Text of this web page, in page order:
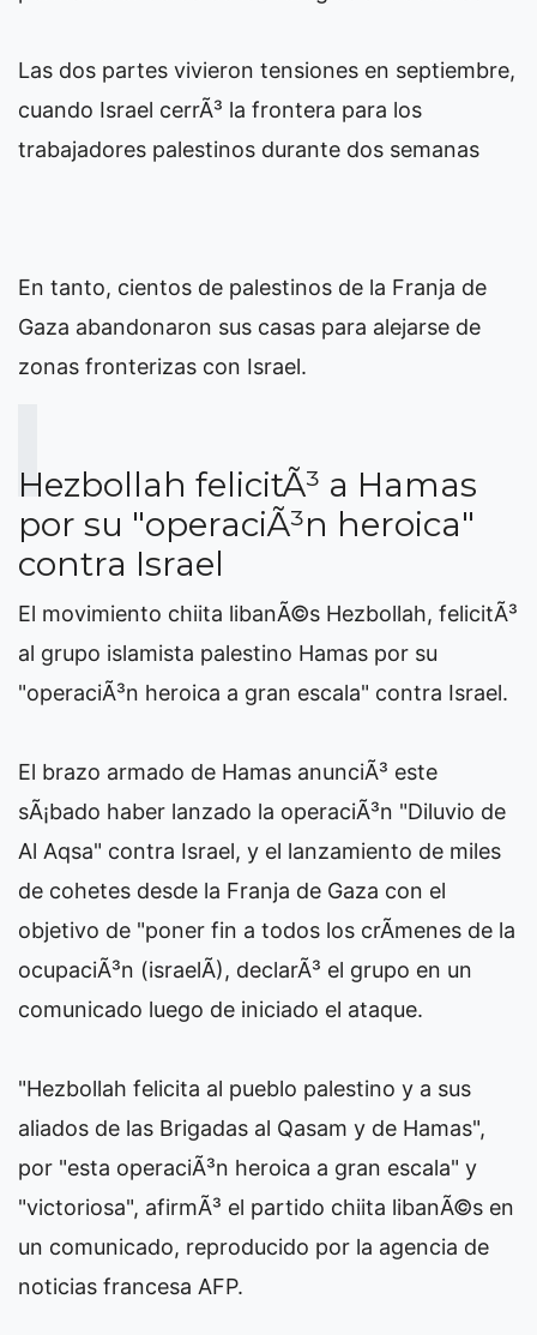
Las dos partes vivieron tensiones en septiembre,
cuando Israel cerrÃ³ la frontera para los
trabajadores palestinos durante dos semanas
En tanto, cientos de palestinos de la Franja de
Gaza abandonaron sus casas para alejarse de
zonas fronterizas con Israel.
Hezbollah felicitÃ³ a Hamas
por su "operaciÃ³n heroica"
contra Israel
El movimiento chiita libanÃ©s Hezbollah, felicitÃ³
al grupo islamista palestino Hamas por su
"operaciÃ³n heroica a gran escala" contra Israel.
El brazo armado de Hamas anunciÃ³ este
sÃ¡bado haber lanzado la operaciÃ³n "Diluvio de
Al Aqsa" contra Israel, y el lanzamiento de miles
de cohetes desde la Franja de Gaza con el
objetivo de "poner fin a todos los crÃ­menes de la
ocupaciÃ³n (israelÃ­), declarÃ³ el grupo en un
comunicado luego de iniciado el ataque.
"Hezbollah felicita al pueblo palestino y a sus
aliados de las Brigadas al Qasam y de Hamas",
por "esta operaciÃ³n heroica a gran escala" y
"victoriosa", afirmÃ³ el partido chiita libanÃ©s en
un comunicado, reproducido por la agencia de
noticias francesa AFP.